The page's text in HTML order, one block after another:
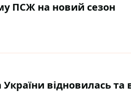
ПСЖ на новий сезон
України відновилась